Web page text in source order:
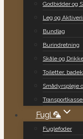
Godbidder og
Leg og
Bundlag
Burindretning
Skåle og
Toiletter,
Smådyrspleje
Fugl 🦜
Fuglefoder